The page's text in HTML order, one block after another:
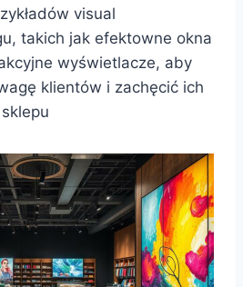
visual
takich jak efektowne okna
wyświetlacze, aby
klientów i zachęcić ich